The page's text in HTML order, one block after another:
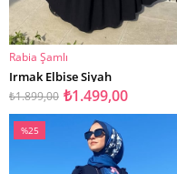
SEPETE EKLE
Rabia Şamlı
Irmak Elbise Siyah
₺1.499,00
₺1.899,00
%25